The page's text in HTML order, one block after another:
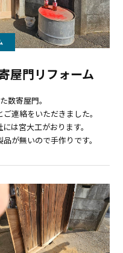
門リフォーム
数寄屋門。
連絡をいただきました。
は宮大工がおります。
が無いので手作りです。